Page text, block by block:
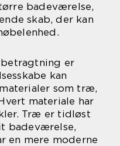
badeværelse,
skab, der kan
er
kan
som træ,
materiale har
Træ er tidløst
badeværelse,
en mere moderne